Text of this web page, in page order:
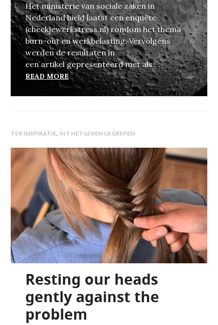
Het ministerie van sociale zaken in
Nederland hield laatst een enquête
(checkjewerkstress.nl) rondom het thema
burn-out en werkbelasting. Vervolgens
werden de resultaten in
een artikel gepresenteerd met als …
READ MORELEIDINGGEVENDEN SPELEN GÉÉN
TER INSPIRATIE, UIT HET LEVEN GEGREPEN
Resting our heads
gently against the
problem